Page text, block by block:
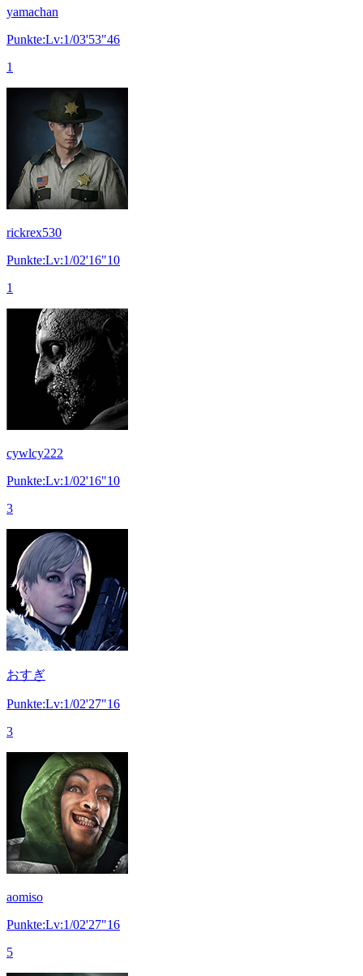
yamachan
Punkte:Lv:1/03'53"46
1
rickrex530
Punkte:Lv:1/02'16"10
1
cywlcy222
Punkte:Lv:1/02'16"10
3
おすぎ
Punkte:Lv:1/02'27"16
3
aomiso
Punkte:Lv:1/02'27"16
5